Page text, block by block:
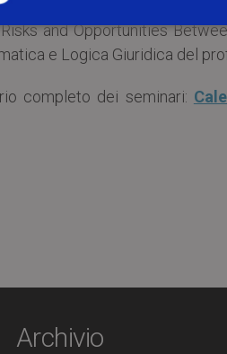
and Opportunities
e Logica Giuridica del
completo dei seminari:
Archivio